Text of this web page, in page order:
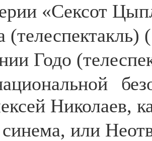
«Сексот
(телеспектакль)
Годо
Николаев,
или